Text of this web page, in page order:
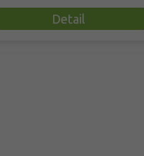
Detail